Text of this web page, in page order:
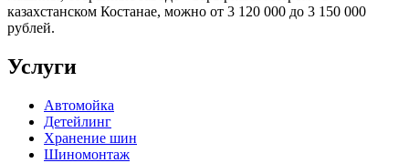
казахстанском Костанае, можно от 3 120 000 до 3 150 000
рублей.
Услуги
Автомойка
Детейлинг
Хранение шин
Шиномонтаж